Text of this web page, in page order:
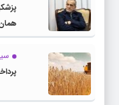
پرداخت ۱۰۰ همت به